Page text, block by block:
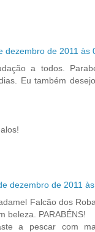
dezembro de 2011 às
a todos.
Eu também
dezembro de 2011
Falcão dos
beleza. PARABÉNS!
a pescar com